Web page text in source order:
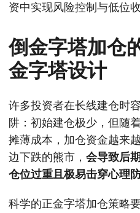
资中实现风险控制与低位
倒金字塔加仓
金字塔设计
许多投资者在长线建仓时
阱：初始建仓极少，但随
摊薄成本，加仓资金越来
边下跌的熊市， 会导致后
仓位过重且极易击穿心理
科学的正金字塔加仓策略